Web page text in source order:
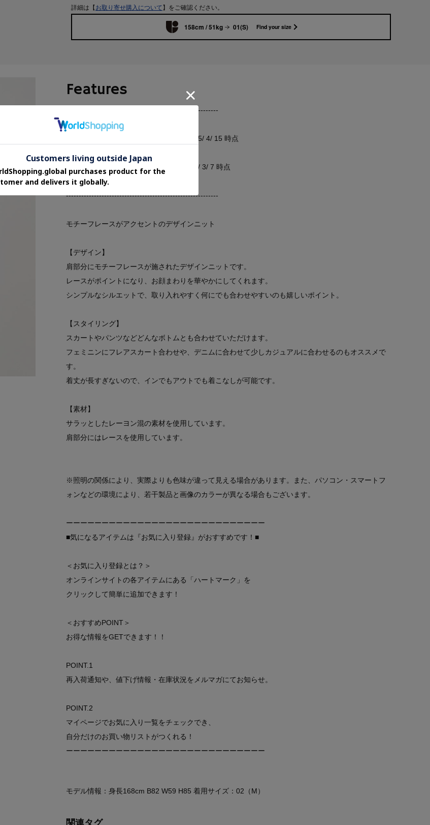
詳細は【 お取り寄せ購入について 】をご確認ください。
158cm / 51kg 01(S) Find your size
Features
------------------------------------------------------------
お気に入り登録 2770件突破！ 2025/ 4/ 15 時点
お気に入り登録 940件突破！ 2025/ 3/ 7 時点
------------------------------------------------------------
モチーフレースがアクセントのデザインニット
【デザイン】
肩部分にモチーフレースが施されたデザインニットです。
レースがポイントになり、お顔まわりを華やかにしてくれます。
シンプルなシルエットで、取り入れやすく何にでも合わせやすいのも嬉しいポイント。
【スタイリング】
スカートやパンツなどどんなボトムとも合わせていただけます。
フェミニンにフレアスカート合わせや、デニムに合わせて少しカジュアルに合わせるのもオススメで
す。
着丈が長すぎないので、インでもアウトでも着こなしが可能です。
【素材】
サラッとしたレーヨン混の素材を使用しています。
肩部分にはレースを使用しています。
※照明の関係により、実際よりも色味が違って見える場合があります。また、パソコン・スマートフ
ォンなどの環境により、若干製品と画像のカラーが異なる場合もございます。
ーーーーーーーーーーーーーーーーーーーーーーーーーーーー
■気になるアイテムは『お気に入り登録』がおすすめです！■
＜お気に入り登録とは？＞
オンラインサイトの各アイテムにある「ハートマーク」を
クリックして簡単に追加できます！
＜おすすめPOINT＞
お得な情報をGETできます！！
POINT.1
再入荷通知や、値下げ情報・在庫状況をメルマガにてお知らせ。
POINT.2
マイページでお気に入り一覧をチェックでき、
自分だけのお買い物リストがつくれる！
ーーーーーーーーーーーーーーーーーーーーーーーーーーーー
モデル情報：身長168cm B82 W59 H85 着用サイズ：02（M）